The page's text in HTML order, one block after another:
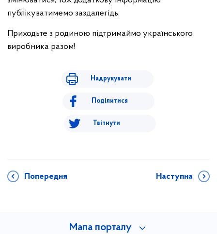
публікуватимемо заздалегідь.
Приходьте з родиною підтримаймо українського
виробника разом!
Надрукувати
Поділитися
Твітнути
Попередня Наступна
Мапа порталу